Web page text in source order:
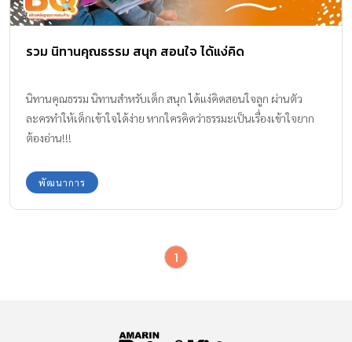
รวม นิทานคุณธรรม สนุก สอนใจ ได้แง่คิด
นิทานคุณธรรม นิทานสำหรับเด็ก สนุก ได้แง่คิดสอนใจลูก ผ่านตัว
ละครทำให้เด็กเข้าใจได้ง่าย หากใครคิดว่าธรรมะเป็นเรื่องเข้าใจยาก
ต้องอ่าน!!!
พัฒนาการ
1